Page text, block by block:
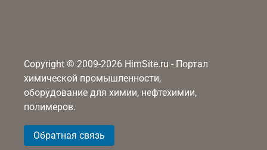
Copyright © 2009-2026 HimSite.ru - Портал
химической промышленности,
оборудование для химии, нефтехимии,
полимеров.
Обратная связь